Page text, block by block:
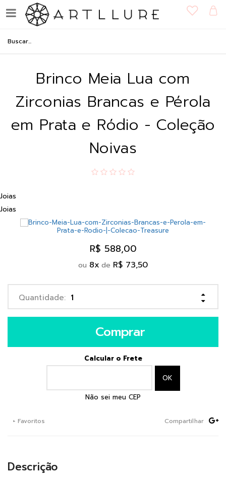
Brinco Meia Lua com
Zirconias Brancas e Pérola
em Prata e Ródio - Coleção
Noivas
Joias
Joias
R$ 588,00
ou 8x de R$ 73,50
Comprar
Calcular o Frete
Não sei meu CEP
+ Favoritos Compartilhar
Descrição